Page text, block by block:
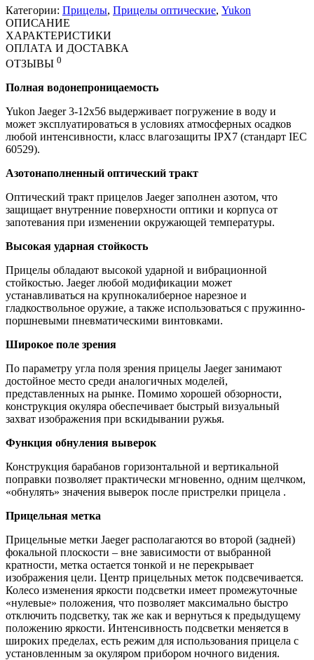
Категории: Прицелы, Прицелы оптические, Yukon
ОПИСАНИЕ
ХАРАКТЕРИСТИКИ
ОПЛАТА И ДОСТАВКА
ОТЗЫВЫ 0
Полная водонепроницаемость
Yukon Jaeger 3-12x56 выдерживает погружение в воду и
может эксплуатироваться в условиях атмосферных осадков
любой интенсивности, класс влагозащиты IPX7 (стандарт IEC
60529).
Азотонаполненный оптический тракт
Оптический тракт прицелов Jaeger заполнен азотом, что
защищает внутренние поверхности оптики и корпуса от
запотевания при изменении окружающей температуры.
Высокая ударная стойкость
Прицелы обладают высокой ударной и вибрационной
стойкостью. Jaeger любой модификации может
устанавливаться на крупнокалиберное нарезное и
гладкоствольное оружие, а также использоваться с пружинно-
поршневыми пневматическими винтовками.
Широкое поле зрения
По параметру угла поля зрения прицелы Jaeger занимают
достойное место среди аналогичных моделей,
представленных на рынке. Помимо хорошей обзорности,
конструкция окуляра обеспечивает быстрый визуальный
захват изображения при вскидывании ружья.
Функция обнуления выверок
Конструкция барабанов горизонтальной и вертикальной
поправки позволяет практически мгновенно, одним щелчком,
«обнулять» значения выверок после пристрелки прицела .
Прицельная метка
Прицельные метки Jaeger располагаются во второй (задней)
фокальной плоскости – вне зависимости от выбранной
кратности, метка остается тонкой и не перекрывает
изображения цели. Центр прицельных меток подсвечивается.
Колесо изменения яркости подсветки имеет промежуточные
«нулевые» положения, что позволяет максимально быстро
отключить подсветку, так же как и вернуться к предыдущему
положению яркости. Интенсивность подсветки меняется в
широких пределах, есть режим для использования прицела с
установленным за окуляром прибором ночного видения.